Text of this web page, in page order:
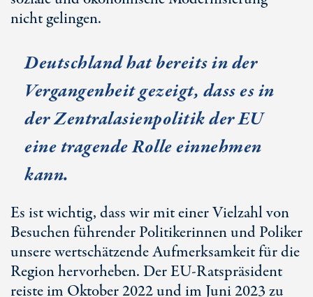
nicht gelingen.
Deutschland hat bereits in der
Vergangenheit gezeigt, dass es in
der Zentralasienpolitik der EU
eine tragende Rolle einnehmen
kann.
Es ist wichtig, dass wir mit einer Vielzahl von
Besuchen führender Politikerinnen und Poliker
unsere wertschätzende Aufmerksamkeit für die
Region hervorheben. DerEU-Ratspräsident
reiste im Oktober 2022 und im Juni 2023 zu